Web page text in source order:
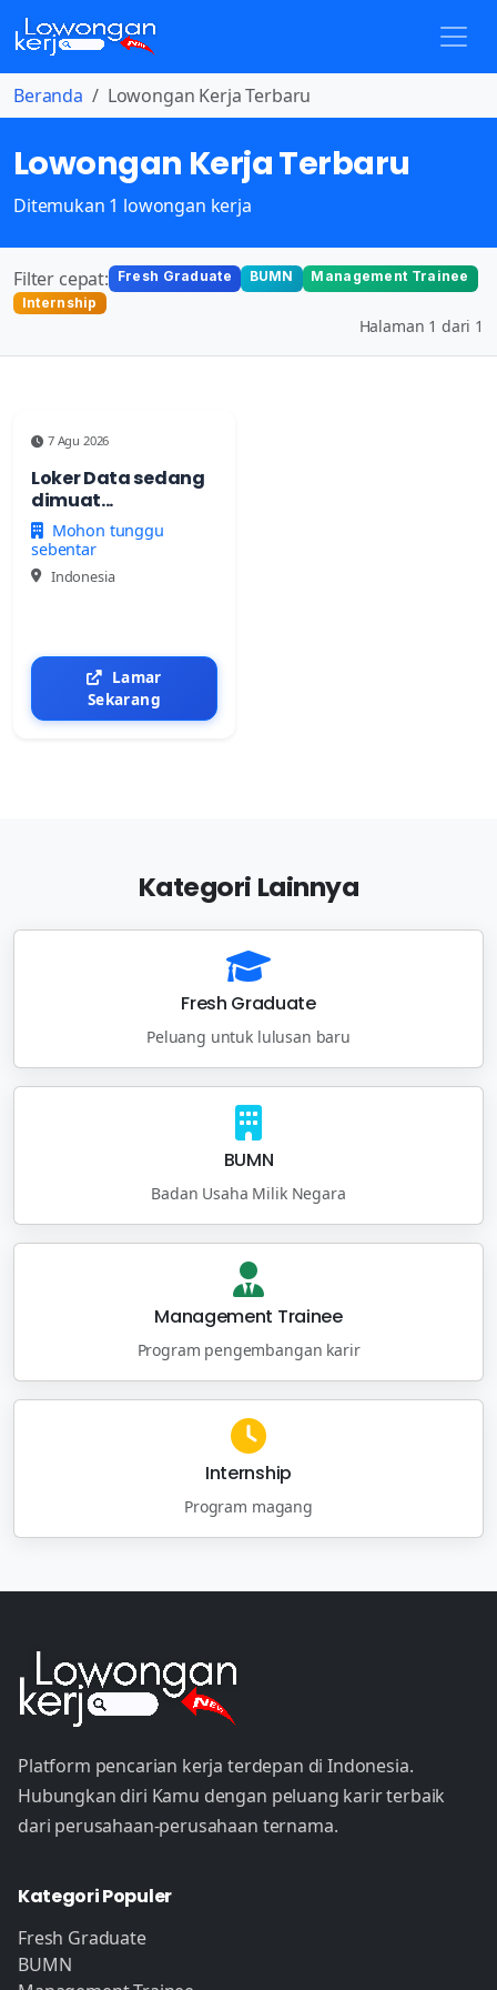
Beranda Lowongan Kerja Terbaru
Lowongan Kerja Terbaru
Ditemukan 1 lowongan kerja
Filter cepat: Fresh Graduate BUMN
Management Trainee
Internship
Halaman 1 dari 1
7 Agu 2026
Loker Data sedang
dimuat...
Mohon tunggu
sebentar
Indonesia
Lamar
Sekarang
Kategori Lainnya
Fresh Graduate
Peluang untuk lulusan baru
BUMN
Badan Usaha Milik Negara
Management Trainee
Program pengembangan karir
Internship
Program magang
Platform pencarian kerja terdepan di Indonesia.
Hubungkan diri Kamu dengan peluang karir terbaik
dari perusahaan-perusahaan ternama.
Kategori Populer
Fresh Graduate
BUMN